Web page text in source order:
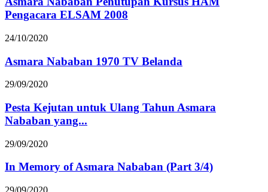
Pengacara ELSAM 2008
24/10/2020
Asmara Nababan 1970 TV Belanda
29/09/2020
Pesta Kejutan untuk Ulang Tahun Asmara
Nababan yang...
29/09/2020
In Memory of Asmara Nababan (Part 3/4)